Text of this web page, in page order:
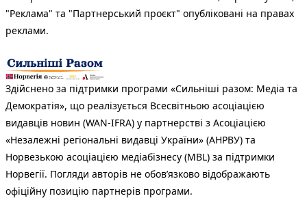
"Реклама" та "Партнерський проєкт" опубліковані на правах
реклами.
Здійснено за підтримки програми «Сильніші разом: Медіа та
Демократія», що реалізується Всесвітньою асоціацією
видавців новин (WAN-IFRA) у партнерстві з Асоціацією
«Незалежні регіональні видавці України» (АНРВУ) та
Норвезькою асоціацією медіабізнесу (MBL) за підтримки
Норвегії. Погляди авторів не обов’язково відображають
офіційну позицію партнерів програми.